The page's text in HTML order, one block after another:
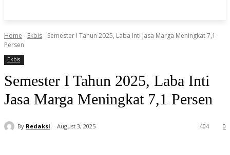
Home Ekbis
Semester I Tahun 2025, Laba Inti Jasa Marga Meningkat 7,1
Persen
Ekbis
Semester I Tahun 2025, Laba Inti
Jasa Marga Meningkat 7,1 Persen
By Redaksi August 3, 2025 0
404